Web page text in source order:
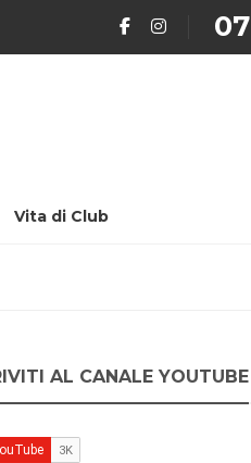
07
Vita di Club
AL CANALE YOUTUBE